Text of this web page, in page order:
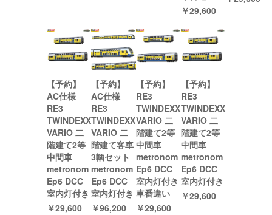
￥29,600
【予約】
AC仕様
RE3
TWINDEXX
VARIO 二
階建て2等
中間車
metronom
Ep6 DCC
室内灯付き
￥29,600
【予約】
AC仕様
RE3
TWINDEXX
VARIO 二
階建て客車
3輌セット
metronom
Ep6 DCC
室内灯付き
￥96,200
【予約】
RE3
TWINDEXX
VARIO 二
階建て2等
中間車
metronom
Ep6 DCC
室内灯付き
車番違い
￥29,600
【予約】
RE3
TWINDEXX
VARIO 二
階建て2等
中間車
metronom
Ep6 DCC
室内灯付き
￥29,600